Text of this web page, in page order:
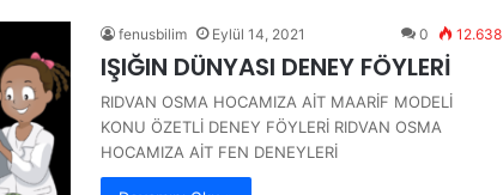
fenusbilim Eylül 14, 2021 0 12.638
IŞIĞIN DÜNYASI DENEY FÖYLERİ
RIDVAN OSMA HOCAMIZA AİT MAARİF MODELİ
KONU ÖZETLİ DENEY FÖYLERİ RIDVAN OSMA
HOCAMIZA AİT FEN DENEYLERİ